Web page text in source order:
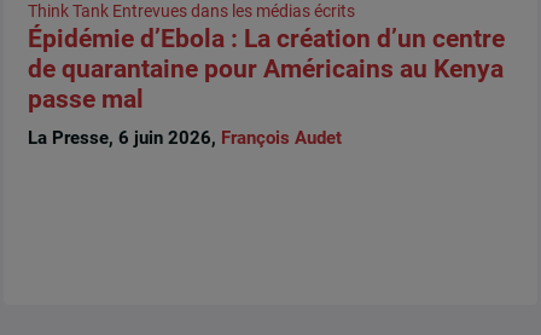
Think Tank Entrevues dans les médias écrits
Épidémie d’Ebola : La création d’un centre
de quarantaine pour Américains au Kenya
passe mal
La Presse, 6 juin 2026, François Audet